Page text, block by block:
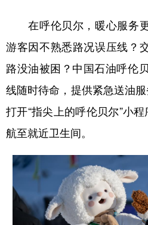
在呼伦贝尔，暖心服务
游客因不熟悉路况误压线？
路没油被困？中国石油呼伦
线随时待命，提供紧急送油服
打开“指尖上的呼伦贝尔”小
航至就近卫生间。